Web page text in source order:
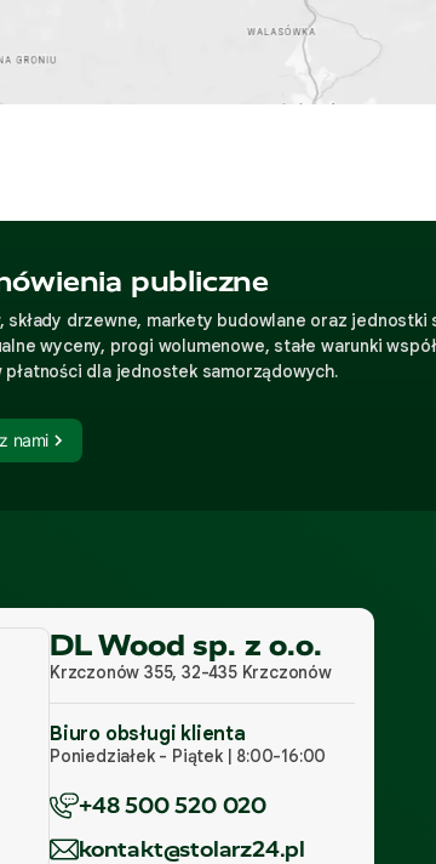
publiczne
składy drzewne, markety budowlane oraz jednostki
wyceny, progi wolumenowe, stałe warunki
dla jednostek samorządowych.
nami
DL Wood sp. z o.o.
Krzczonów 355, 32-435 Krzczonów
Biuro obsługi klienta
Poniedziałek - Piątek | 8:00-16:00
+48 500 520 020
kontakt@stolarz24.pl